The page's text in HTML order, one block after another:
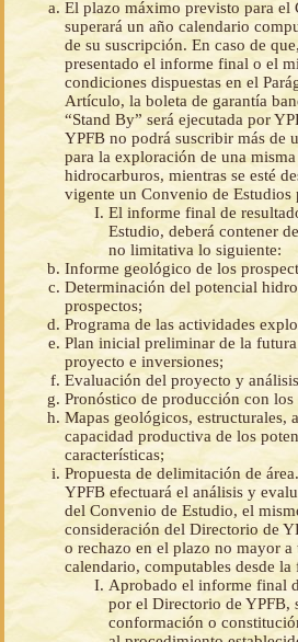
El plazo máximo previsto para el
superará un año calendario
de su suscripción. En caso de
presentado el informe final o el
condiciones dispuestas en el
Artículo, la boleta de garantía
“Stand By” será ejecutada por
YPFB no podrá suscribir más de
para la exploración de una misma
hidrocarburos, mientras se esté
vigente un Convenio de Estudios
El informe final de
Estudio, deberá contener
no limitativa lo siguiente:
Informe geológico de los
Determinación del potencial
prospectos;
Programa de las actividades
Plan inicial preliminar de la
proyecto e inversiones;
Evaluación del proyecto y
Pronóstico de producción con los
Mapas geológicos, estructurales,
capacidad productiva de los
características;
Propuesta de delimitación de área.
YPFB efectuará el análisis y
del Convenio de Estudio, el
consideración del Directorio de
o rechazo en el plazo no mayor a
calendario, computables desde la
Aprobado el informe final
por el Directorio de YPFB,
conformación o